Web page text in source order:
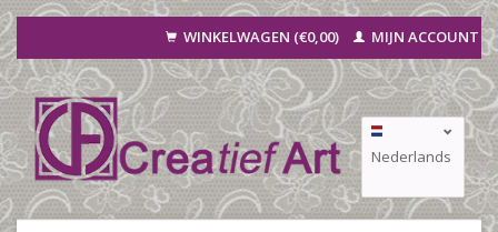
WINKELWAGEN (€0,00) MIJN ACCOUNT
Nederlands
Deutsch